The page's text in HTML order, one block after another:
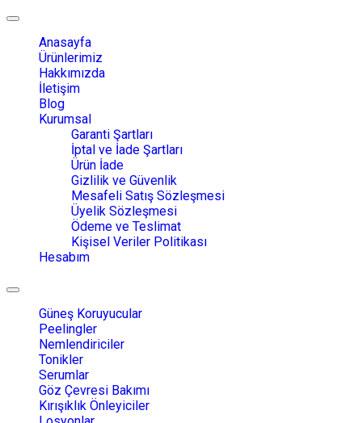
Toggle
navigationAnasayfa
Ürünlerimiz
Hakkımızda
İletişim
Blog
Kurumsal
Garanti Şartları
İptal ve İade Şartları
Ürün İade
Gizlilik ve Güvenlik
Mesafeli Satış Sözleşmesi
Üyelik Sözleşmesi
Ödeme ve Teslimat
Kişisel Veriler Politikası
Hesabım
Toggle
navigationGüneş Koruyucular
Peelingler
Nemlendiriciler
Tonikler
Serumlar
Göz Çevresi Bakımı
Kırışıklık Önleyiciler